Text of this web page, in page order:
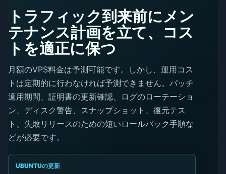
トラフィック到来前にメン
テナンス計画を立て、コス
トを適正に保つ
月額のVPS料金は予測可能です。しかし、運用コス
トは定期的に行わなければ予測できません。パッチ
適用期間、証明書の更新確認、ログのローテーショ
ン、ディスク警告、スナップショット、復元テス
ト、失敗リリースのための短いロールバック手順な
どが必要です。
UBUNTUの更新